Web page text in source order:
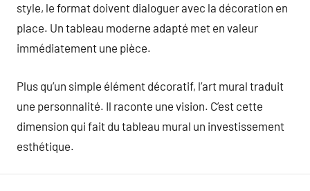
style, le format doivent dialoguer avec la décoration en
place. Un tableau moderne adapté met en valeur
immédiatement une pièce.
Plus qu’un simple élément décoratif, l’art mural traduit
une personnalité. Il raconte une vision. C’est cette
dimension qui fait du tableau mural un investissement
esthétique.